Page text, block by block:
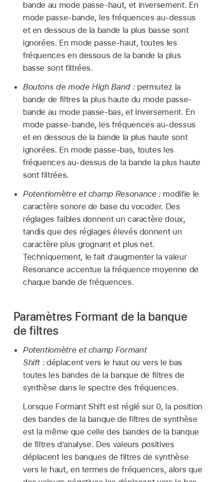
bande au mode passe-haut, et inversement. En
mode passe-bande, les fréquences au-dessus
et en dessous de la bande la plus basse sont
ignorées. En mode passe-haut, toutes les
fréquences en dessous de la bande la plus
basse sont filtrées.
Boutons de mode High Band :permutez la
bande de filtres la plus haute du mode passe-
bande au mode passe-bas, et inversement. En
mode passe-bande, les fréquences au-dessus
et en dessous de la bande la plus haute sont
ignorées. En mode passe-bas, toutes les
fréquences au-dessus de la bande la plus haute
sont filtrées.
Potentiomètre et champ Resonance :modifie le
caractère sonore de base du vocoder. Des
réglages faibles donnent un caractère doux,
tandis que des réglages élevés donnent un
caractère plus grognant et plus net.
Techniquement, le fait d’augmenter la valeur
Resonance accentue la fréquence moyenne de
chaque bande de fréquences.
Paramètres Formant de la banque
de filtres
Potentiomètre et champ Formant
Shift :déplacent vers le haut ou vers le bas
toutes les bandes de la banque de filtres de
synthèse dans le spectre des fréquences.
Lorsque Formant Shift est réglé sur 0, la position
des bandes de la banque de filtres de synthèse
est la même que celle des bandes de la banque
de filtres d’analyse. Des valeurs positives
déplacent les banques de filtres de synthèse
vers le haut, en termes de fréquences, alors que